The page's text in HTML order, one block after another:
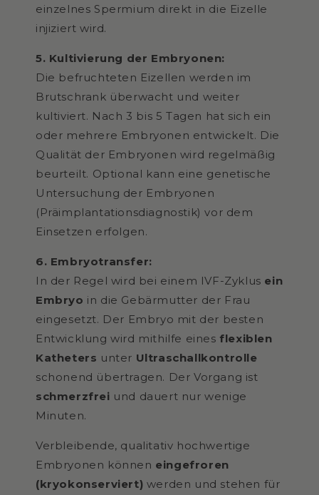
einzelnes Spermium direkt in die Eizelle
injiziert wird.
5. Kultivierung der Embryonen:
Die befruchteten Eizellen werden im
Brutschrank überwacht und weiter
kultiviert. Nach 3 bis 5 Tagen hat sich ein
oder mehrere Embryonen entwickelt. Die
Qualität der Embryonen wird regelmäßig
beurteilt. Optional kann eine genetische
Untersuchung der Embryonen
(Präimplantationsdiagnostik) vor dem
Einsetzen erfolgen.
6. Embryotransfer:
In der Regel wird bei einem IVF-Zyklus ein
Embryo in die Gebärmutter der Frau
eingesetzt. Der Embryo mit der besten
Entwicklung wird mithilfe eines flexiblen
Katheters unter Ultraschallkontrolle
schonend übertragen. Der Vorgang ist
schmerzfrei und dauert nur wenige
Minuten.
Verbleibende, qualitativ hochwertige
Embryonen können eingefroren
(kryokonserviert) werden und stehen für